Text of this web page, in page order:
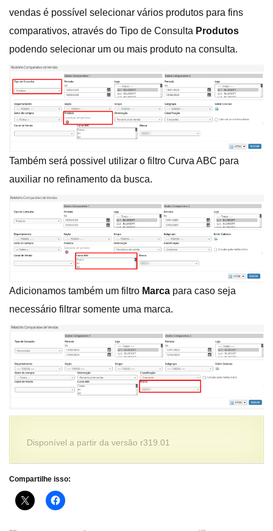
vendas é possível selecionar vários produtos para fins
comparativos, através do Tipo de Consulta Produtos
podendo selecionar um ou mais produto na consulta.
Também será possivel utilizar o filtro Curva ABC para
auxiliar no refinamento da busca.
Adicionamos também um filtro Marca para caso seja
necessário filtrar somente uma marca.
Disponível a partir da versão r319.01
Compartilhe isso: